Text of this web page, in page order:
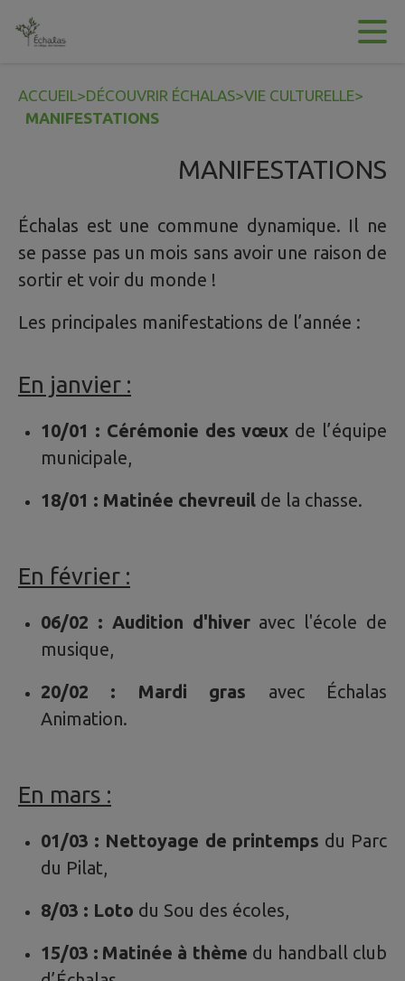
Contenu
ACCUEIL>DÉCOUVRIR ÉCHALAS>VIE CULTURELLE>
MANIFESTATIONS
MANIFESTATIONS
Échalas est une commune dynamique. Il ne
se passe pas un mois sans avoir une raison de
sortir et voir du monde !
Les principales manifestations de l’année :
En janvier :
10/01 : Cérémonie des vœux de l’équipe
municipale,
18/01 : Matinée chevreuil de la chasse.
En février :
06/02 : Audition d'hiveravec l'école de
musique,
20/02 : Mardi gras avec Échalas
Animation.
En mars :
01/03 : Nettoyage de printemps du Parc
du Pilat,
8/03 : Loto du Sou des écoles,
15/03 : Matinée à thème du handball club